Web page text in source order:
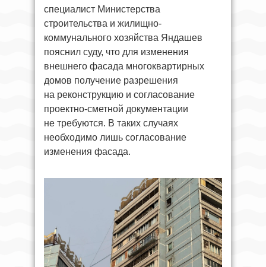
специалист Министерства
строительства и жилищно-
коммунального хозяйства Яндашев
пояснил суду, что для изменения
внешнего фасада многоквартирных
домов получение разрешения
на реконструкцию и согласование
проектно-сметной документации
не требуются. В таких случаях
необходимо лишь согласование
изменения фасада.